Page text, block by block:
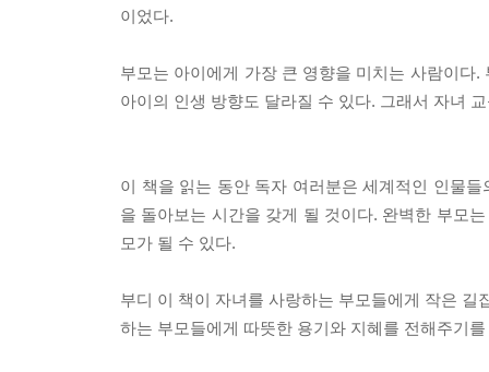
이었다.
부모는 아이에게 가장 큰 영향을 미치는 사람이다
아이의 인생 방향도 달라질 수 있다. 그래서 자녀
이 책을 읽는 동안 독자 여러분은 세계적인 인물
을 돌아보는 시간을 갖게 될 것이다. 완벽한 부모
모가 될 수 있다.
부디 이 책이 자녀를 사랑하는 부모들에게 작은
하는 부모들에게 따뜻한 용기와 지혜를 전해주기